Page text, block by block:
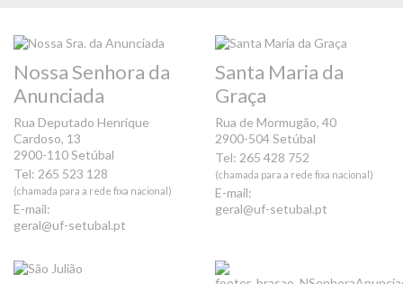
Nossa Senhora da
Anunciada
Rua Deputado Henrique
Cardoso, 13
2900-110 Setúbal
Tel: 265 523 128
(chamada para a rede fixa nacional)
E-mail:
geral@uf-setubal.pt
Santa Maria da
Graça
Rua de Mormugão, 40
2900-504 Setúbal
Tel: 265 428 752
(chamada para a rede fixa nacional)
E-mail:
geral@uf-setubal.pt